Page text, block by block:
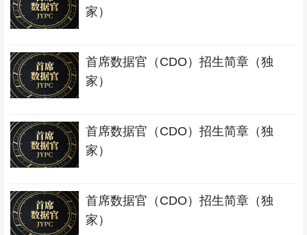
家）
首席数据官（CDO）招生简章（独
家）
首席数据官（CDO）招生简章（独
家）
首席数据官（CDO）招生简章（独
家）